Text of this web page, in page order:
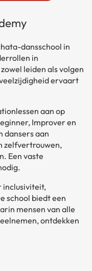
dansschool in
in
leiden als volgen
ervaart
aan op
Improver en
dansers aan
zelfvertrouwen,
Een vaste
inclusiviteit,
school biedt een
mensen van alle
ontdekken